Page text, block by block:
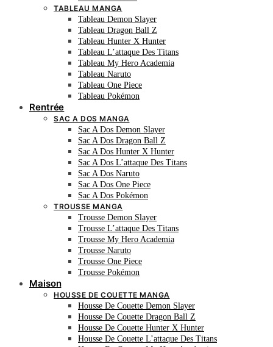
TABLEAU MANGA
Tableau Demon Slayer
Tableau Dragon Ball Z
Tableau Hunter X Hunter
Tableau L’attaque Des Titans
Tableau My Hero Academia
Tableau Naruto
Tableau One Piece
Tableau Pokémon
Rentrée
SAC A DOS MANGA
Sac A Dos Demon Slayer
Sac A Dos Dragon Ball Z
Sac A Dos Hunter X Hunter
Sac A Dos L’attaque Des Titans
Sac A Dos Naruto
Sac A Dos One Piece
Sac A Dos Pokémon
TROUSSE MANGA
Trousse Demon Slayer
Trousse L’attaque Des Titans
Trousse My Hero Academia
Trousse Naruto
Trousse One Piece
Trousse Pokémon
Maison
HOUSSE DE COUETTE MANGA
Housse De Couette Demon Slayer
Housse De Couette Dragon Ball Z
Housse De Couette Hunter X Hunter
Housse De Couette L’attaque Des Titans